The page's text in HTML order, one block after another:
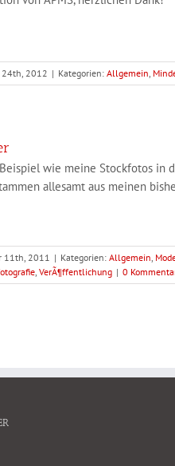
24th, 2012 | Kategorien: Allgemein,
wie meine Stockfotos in
allesamt aus meinen
11th, 2011 | Kategorien: Allgemein,
, VerÃ¶ffentlichung | 0